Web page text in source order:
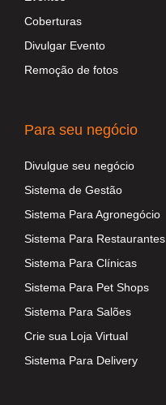
Coberturas
Divulgar Evento
Remoção de fotos
Para seu negócio
Divulgue seu negócio
Sistema de Gestão
Sistema Para Agronegócio
Sistema Para Restaurantes
Sistema Para Clínicas
Sistema Para Pet Shops
Sistema Para Salões
Crie sua Loja Virtual
Sistema Para Delivery